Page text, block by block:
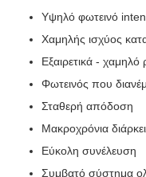
Υψηλό φωτεινό
Χαμηλής ισχύος
Εξαιρετικά - χαμηλό
Φωτεινός που
Σταθερή απόδοση
Μακροχρόνια
Εύκολη συνέλευση
Συμβατό σύστημα